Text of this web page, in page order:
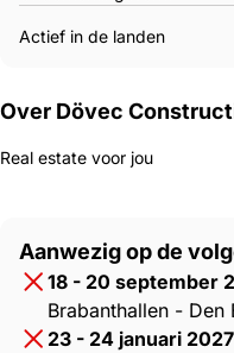
Actief in de landen
Over Dövec
Real estate voor jou
Aanwezig op de
18 - 20 september
Brabanthallen - Den
23 - 24 januari 2027